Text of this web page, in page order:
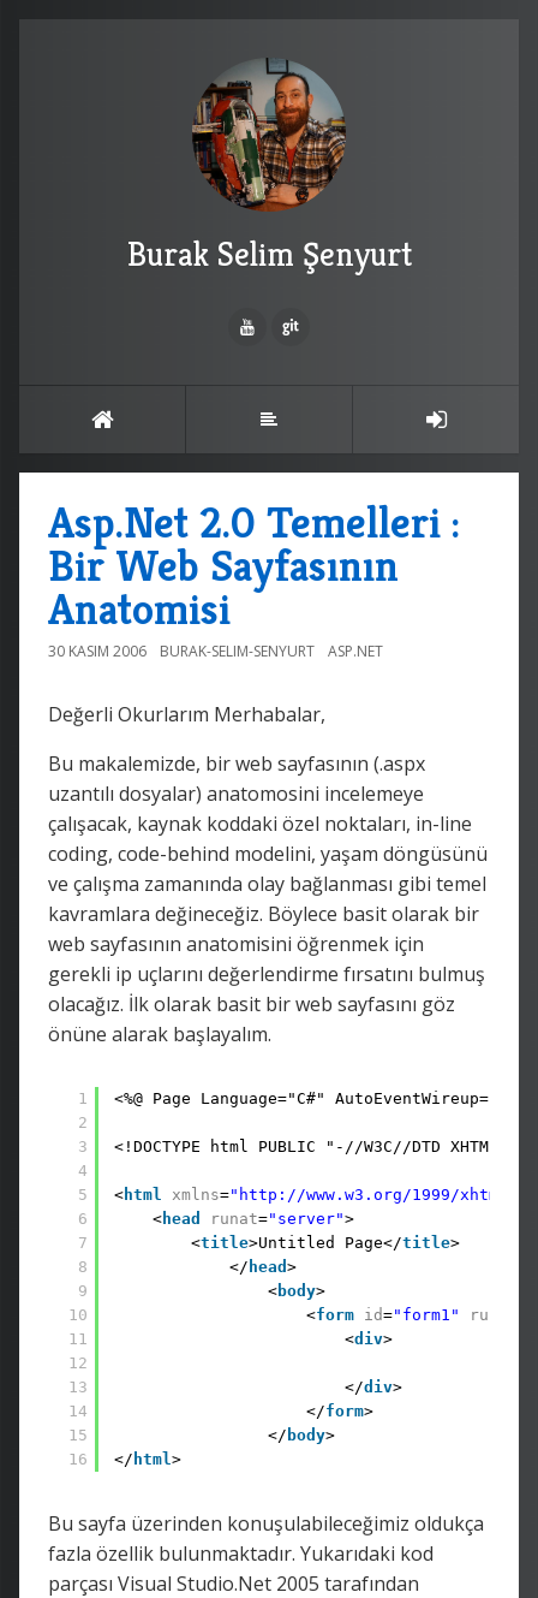
Burak Selim Şenyurt
Asp.Net 2.0 Temelleri :
Bir Web Sayfasının
Anatomisi
30 KASIM 2006 BURAK-SELIM-SENYURT ASP.NET
Değerli Okurlarım Merhabalar,
Bu makalemizde, bir web sayfasının (.aspx
uzantılı dosyalar) anatomosini incelemeye
çalışacak, kaynak koddaki özel noktaları, in-line
coding, code-behind modelini, yaşam döngüsünü
ve çalışma zamanında olay bağlanması gibi temel
kavramlara değineceğiz. Böylece basit olarak bir
web sayfasının anatomisini öğrenmek için
gerekli ip uçlarını değerlendirme fırsatını bulmuş
olacağız. İlk olarak basit bir web sayfasını göz
önüne alarak başlayalım.
1
2
3
4
5
6
7
8
9
10
11
12
13
14
15
16
<%@ Page Language="C#"
<!DOCTYPE html PUBLIC "-//W3C//DTD
< html xmlns="http://www.w3.org/1999/xhtml"
< head runat="server">
<title>Untitled Page</title>
</ head >
<body>
<form id="form1" runat
<div>
</div>
</form>
</ body>
</ html >
Bu sayfa üzerinden konuşulabileceğimiz oldukça
fazla özellik bulunmaktadır. Yukarıdaki kod
parçası Visual Studio.Net 2005 tarafından